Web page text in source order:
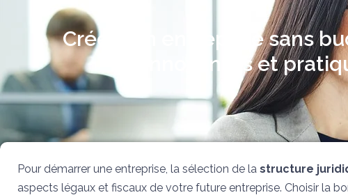
Créer son entreprise sans
innovantes et
Pour démarrer une entreprise, la sélection de la structure
aspects légaux et fiscaux de votre future entreprise. Choisir la